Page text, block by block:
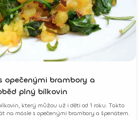
opečenými brambory a
plný bílkovin
který můžou už i děti od 1 roku. Takto
na másle s opečenými brambory a špenátem.